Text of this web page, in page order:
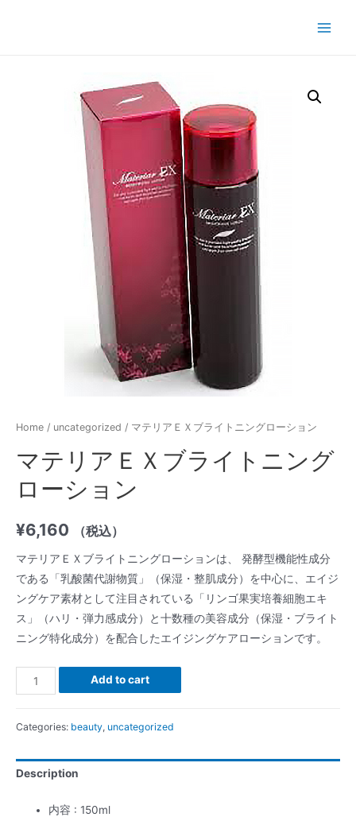
Home / uncategorized / マテリアＥＸブライトニングローション
マテリアＥＸブライトニング
ローション
¥6,160 （税込）
マテリアＥＸブライトニングローションは、 発酵型機能性成分
である「乳酸菌代謝物質」（保湿・整肌成分）を中心に、エイジ
ングケア素材として注目されている「リンゴ果実培養細胞エキ
ス」（ハリ・弾力感成分）と十数種の美容成分（保湿・ブライト
ニング特化成分）を配合したエイジングケアローションです。
テ
Ｘ
Add to cart
Categories: beauty, uncategorized
Description
内容 : 150ml